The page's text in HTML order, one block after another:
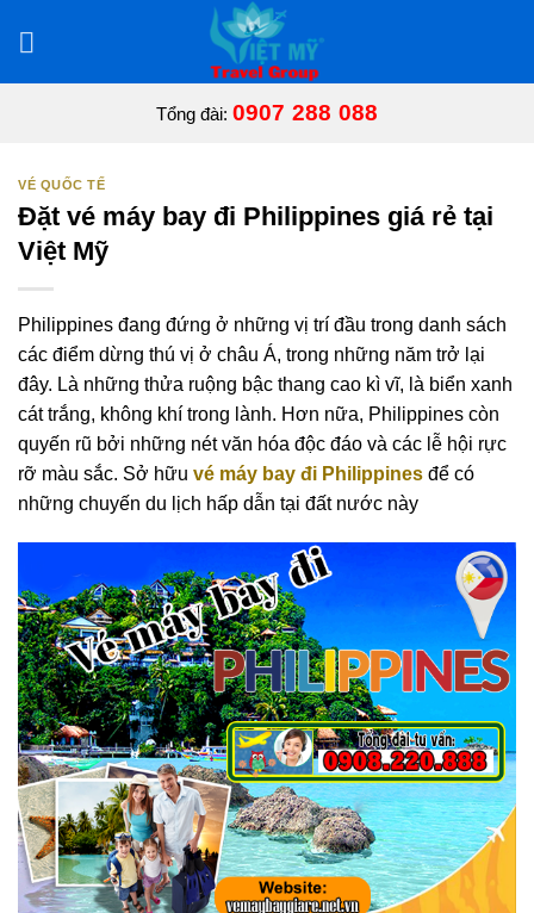
Tổng đài: 0907 288 088
VÉ QUỐC TẾ
Đặt vé máy bay đi Philippines giá rẻ tại
Việt Mỹ
Philippines đang đứng ở những vị trí đầu trong danh sách
các điểm dừng thú vị ở châu Á, trong những năm trở lại
đây. Là những thửa ruộng bậc thang cao kì vĩ, là biển xanh
cát trắng, không khí trong lành. Hơn nữa, Philippines còn
quyến rũ bởi những nét văn hóa độc đáo và các lễ hội rực
rỡ màu sắc. Sở hữu vé máy bay đi Philippines để có
những chuyến du lịch hấp dẫn tại đất nước này